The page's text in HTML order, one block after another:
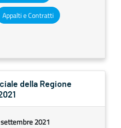
Appalti e Contratti
della Regione
2021